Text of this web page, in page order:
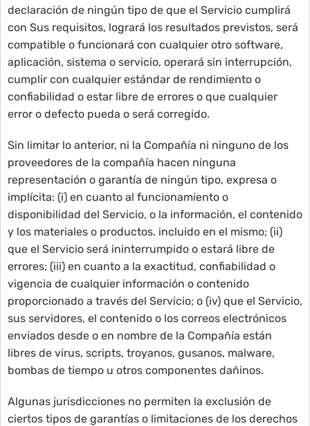
declaración de ningún tipo de que el Servicio cumplirá
con Sus requisitos, logrará los resultados previstos, será
compatible o funcionará con cualquier otro software,
aplicación, sistema o servicio, operará sin interrupción,
cumplir con cualquier estándar de rendimiento o
confiabilidad o estar libre de errores o que cualquier
error o defecto pueda o será corregido.
Sin limitar lo anterior, ni la Compañía ni ninguno de los
proveedores de la compañía hacen ninguna
representación o garantía de ningún tipo, expresa o
implícita: (i) en cuanto al funcionamiento o
disponibilidad del Servicio, o la información, el contenido
y los materiales o productos. incluido en el mismo; (ii)
que el Servicio será ininterrumpido o estará libre de
errores; (iii) en cuanto a la exactitud, confiabilidad o
vigencia de cualquier información o contenido
proporcionado a través del Servicio; o (iv) que el Servicio,
sus servidores, el contenido o los correos electrónicos
enviados desde o en nombre de la Compañía están
libres de virus, scripts, troyanos, gusanos, malware,
bombas de tiempo u otros componentes dañinos.
Algunas jurisdicciones no permiten la exclusión de
ciertos tipos de garantías o limitaciones de los derechos